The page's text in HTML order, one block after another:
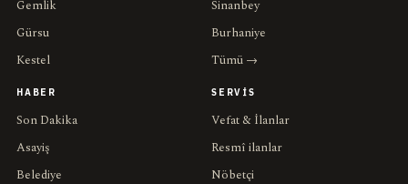
Gemlik
Gürsu
Kestel
Sinanbey
Burhaniye
Tümü →
HABER
Son Dakika
Asayiş
Belediye
SERVIS
Vefat & İlanlar
Resmî ilanlar
Nöbetçi